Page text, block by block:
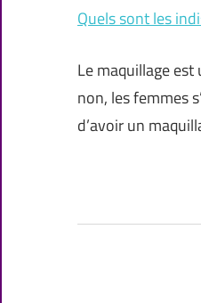
Quels sont les
Le maquillage
non, les femmes
d’avoir un